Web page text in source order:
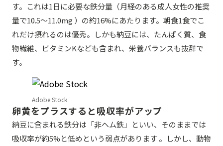
す。これは1日に必要な鉄分量（月経のある成人女性の推奨
量で10.5〜11.0mg ）の約16%にあたります。朝食1食でこ
れだけ摂れるのは優秀。しかも納豆には、たんぱく質、食
物繊維、ビタミンKなども含まれ、栄養バランスも抜群で
す。
Adobe Stock
卵黄をプラスすると吸収率がアップ
納豆に含まれる鉄分は「非ヘム鉄」といい、そのままでは
吸収率が約5%と低めという弱点があります 。しかし、動物